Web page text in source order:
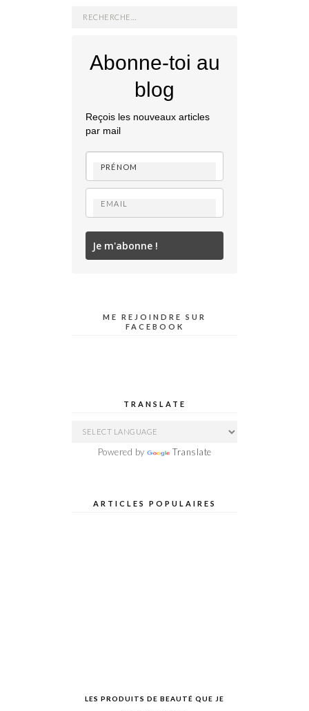
Rechercher :
Abonne-toi au
blog
Reçois les nouveaux articles
par mail
Je m'abonne !
ME REJOINDRE SUR
FACEBOOK
TRANSLATE
Powered by Translate
ARTICLES POPULAIRES
LES PRODUITS DE BEAUTÉ QUE JE